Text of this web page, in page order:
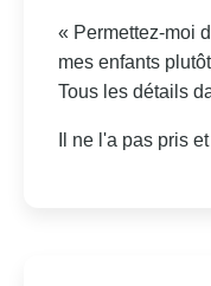
« Permettez-moi
mes enfants
Tous les détails
Il ne l'a pas pris